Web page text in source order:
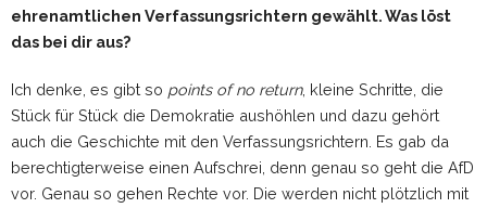
ehrenamtlichen Verfassungsrichtern gewählt. Was löst
das bei dir aus?
Ich denke, es gibt so points of no return, kleine Schritte, die
Stück für Stück die Demokratie aushöhlen und dazu gehört
auch die Geschichte mit den Verfassungsrichtern. Es gab da
berechtigterweise einen Aufschrei, denn genau so geht die AfD
vor. Genau so gehen Rechte vor. Die werden nicht plötzlich mit